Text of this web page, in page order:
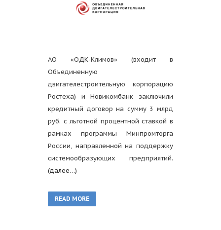
АО «ОДК-Климов» (входит в
Объединенную
двигателестроительную корпорацию
Ростеха) и Новикомбанк заключили
кредитный договор на сумму 3 млрд
руб. с льготной процентной ставкой в
рамках программы Минпромторга
России, направленной на поддержку
системообразующих предприятий.
(далее…)
READ MORE